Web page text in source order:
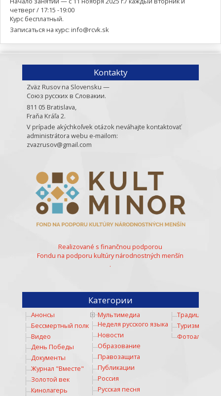
четверг / 17:15 -19:00
Курс бесплатный.
Записаться на курс: info@rcvk.sk
Kontakty
Zväz Rusov na Slovensku —
Союз русских в Словакии.
811 05 Bratislava,
Fraňa Kráľa 2.
V prípade akýchkoľvek otázok neváhajte kontaktovať
administrátora webu e-mailom:
zvazrusov@gmail.com
Realizované s finančnou podporou
Fondu na podporu kultúry národnostných menšín
.
Категории
Анонсы
Бессмертный полк
Видео
День Победы
Документы
Журнал "Вместе"
Золотой век
Кинолагерь
Мультимедиа
Неделя русского языка
Новости
Образование
Правозащита
Публикации
Россия
Русская песня
Традиции
Туризм
Фотоальбом